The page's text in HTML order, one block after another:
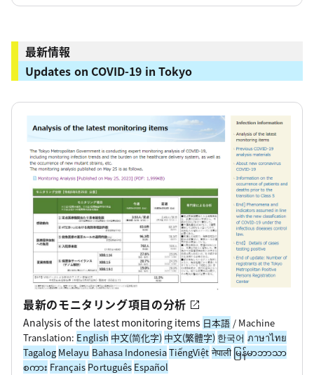
最新情報
Updates on COVID-19 in Tokyo
最新のモニタリング項目の分析
Analysis of the latest monitoring items 日本語 / Machine
Translation: English 中文(简化字) 中文(繁體字) 한국어 ภาษาไทย
Tagalog Melayu Bahasa IndonesiaTiếngViệtनेपाली မြန်မာဘာသာ
စကား Français Português Español